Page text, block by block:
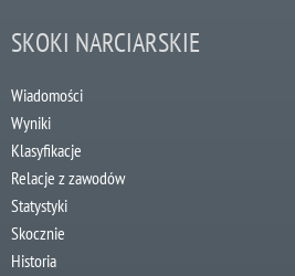
SKOKI NARCIARSKIE
Wiadomości
Wyniki
Klasyfikacje
Relacje z zawodów
Statystyki
Skocznie
Historia